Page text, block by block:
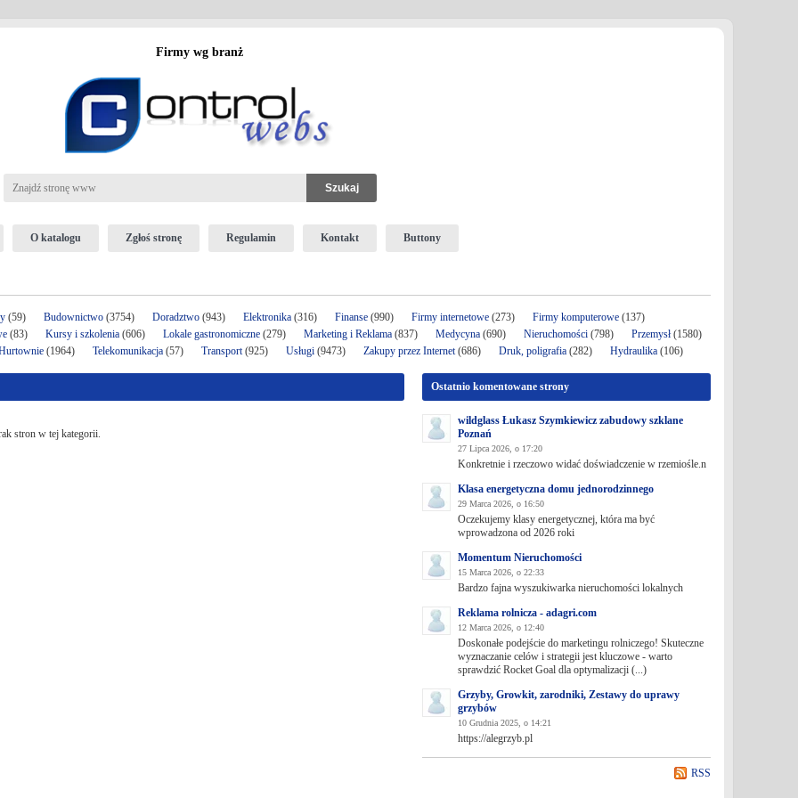
Firmy wg branż
O katalogu Zgłoś stronę Regulamin Kontakt Buttony
(59) Budownictwo (3754) Doradztwo (943) Elektronika (316) Finanse (990) Firmy internetowe (273) Firmy komputerowe (137)
(83) Kursy i szkolenia (606) Lokale gastronomiczne (279) Marketing i Reklama (837) Medycyna (690) Nieruchomości (798) Przemysł(1580)
(1964) Telekomunikacja (57) Transport(925) Usługi (9473) Zakupy przez Internet(686) Druk, poligrafia (282) Hydraulika (106)
stron w tej kategorii.
Ostatnio komentowane strony
wildglass Łukasz Szymkiewicz zabudowy szklane
Poznań
27 Lipca 2026, o 17:20
Konkretnie i rzeczowo widać doświadczenie w rzemiośle.n
Klasa energetyczna domu jednorodzinnego
29 Marca 2026, o 16:50
Oczekujemy klasy energetycznej, która ma być
wprowadzona od 2026 roki
Momentum Nieruchomości
15 Marca 2026, o 22:33
Bardzo fajna wyszukiwarka nieruchomości lokalnych
Reklama rolnicza - adagri.com
12 Marca 2026, o 12:40
Doskonałe podejście do marketingu rolniczego! Skuteczne
wyznaczanie celów i strategii jest kluczowe - warto
sprawdzić Rocket Goal dla optymalizacji (...)
Grzyby, Growkit, zarodniki, Zestawy do uprawy
grzybów
10 Grudnia 2025, o 14:21
https://alegrzyb.pl
RSS